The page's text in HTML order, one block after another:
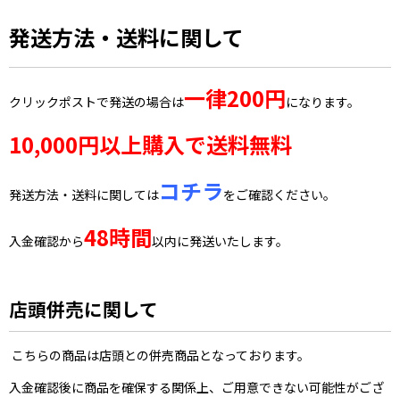
発送方法・送料に関して
クリックポストで発送の場合は一律200円になります。
10,000円以上購入で送料無料
発送方法・送料に関してはコチラをご確認ください。
入金確認から48時間以内に発送いたします。
店頭併売に関して
こちらの商品は店頭との併売商品となっております。
入金確認後に商品を確保する関係上、ご用意できない可能性がござ